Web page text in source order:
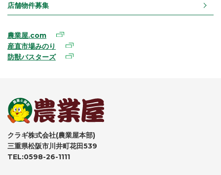
店舗物件募集
農業屋.com
産直市場みのり
防獣バスターズ
クラギ株式会社(農業屋本部)
三重県松阪市川井町花田539
TEL:0598-26-1111